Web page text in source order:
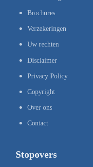
Brochures
Verzekeringen
Uw rechten
Disclaimer
Privacy Policy
Copyright
Over ons
Contact
Stopovers